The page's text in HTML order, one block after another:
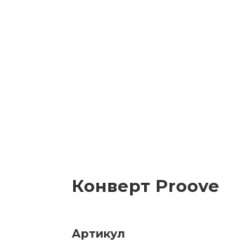
Конверт Proove
Артикул